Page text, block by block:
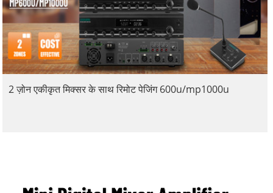
2 ज़ोन एकीकृत मिक्सर के साथ रिमोट पेजिंग 600u/mp1000u